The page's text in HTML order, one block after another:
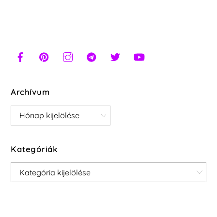
Archívum
Archívum
Kategóriák
Kategóriák